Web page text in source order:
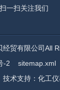
扫一扫关注我们
经贸有限公司All
-2
sitemap.xml
术支持： 化工仪